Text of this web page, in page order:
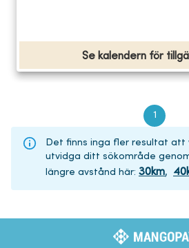
Se kalendern för
1
Det finns inga fler resultat att
utvidga ditt sökområde
längre avstånd här: 30km, 40